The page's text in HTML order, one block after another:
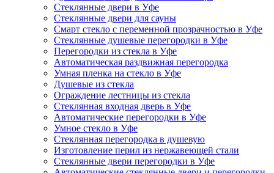
Стеклянные двери в Уфе
Стеклянные двери для сауны
Смарт стекло с переменной прозрачностью в Уфе
Стеклянные душевые перегородки в Уфе
Перегородки из стекла в Уфе
Автоматическая раздвижная перегородка
Умная пленка на стекло в Уфе
Душевые из стекла
Ограждение лестницы из стекла
Стеклянная входная дверь в Уфе
Автоматические перегородки в Уфе
Умное стекло в Уфе
Стеклянная перегородка в душевую
Изготовление перил из нержавеющей стали
Стеклянные двери перегородки в Уфе